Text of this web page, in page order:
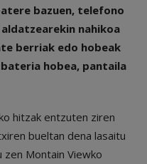
bazuen, telefono
nahikoa
berriak edo hobeak
hobea, pantaila
hitzak entzuten ziren
bueltan dena lasaitu
Montain Viewko